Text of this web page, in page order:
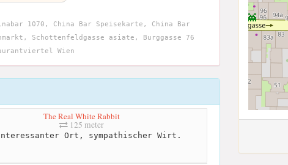
1070, China Bar Speisekarte, China Bar
Schottenfeldgasse asiate, Burggasse 76
Wien
The Real White Rabbit
125 meter
Ort, sympathischer Wirt.